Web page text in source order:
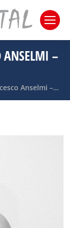
ANSELMI –
Anselmi –…